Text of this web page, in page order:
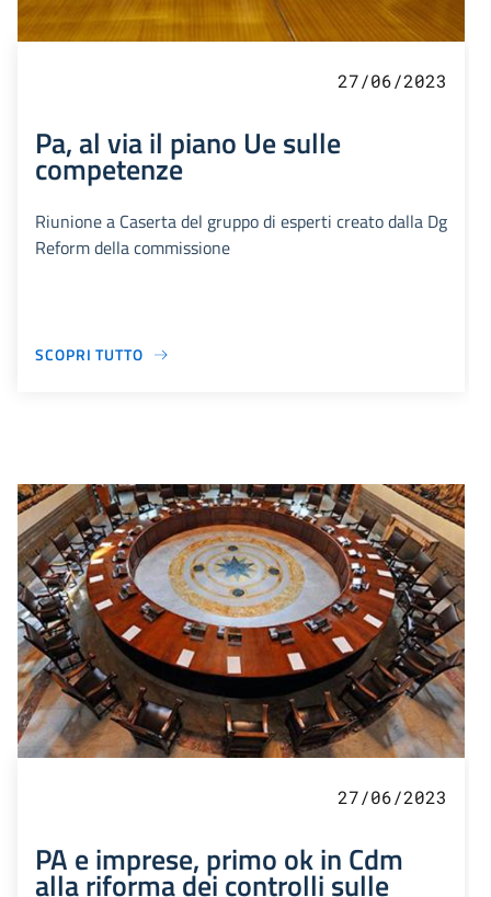
27/06/2023
Pa, al via il piano Ue sulle
competenze
Riunione a Caserta del gruppo di esperti creato dalla Dg
Reform della commissione
SCOPRI TUTTO
27/06/2023
PA e imprese, primo ok in Cdm
alla riforma dei controlli sulle